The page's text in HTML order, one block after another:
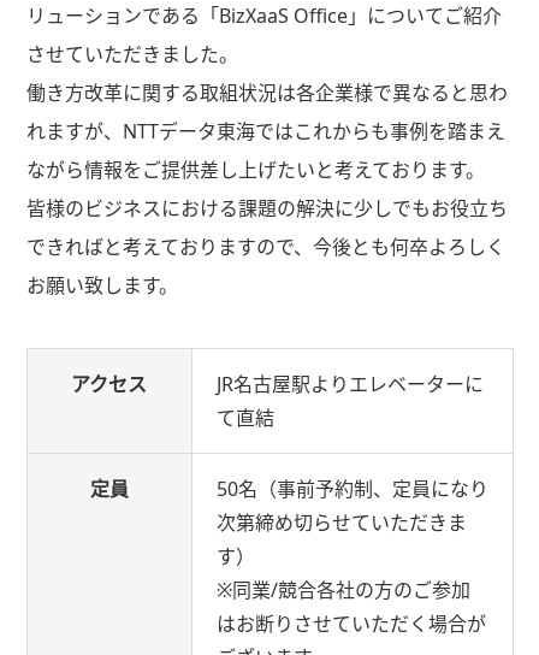
リューションである「BizXaaS Office」についてご紹介
させていただきました。
働き方改革に関する取組状況は各企業様で異なると思わ
れますが、NTTデータ東海ではこれからも事例を踏まえ
ながら情報をご提供差し上げたいと考えております。
皆様のビジネスにおける課題の解決に少しでもお役立ち
できればと考えておりますので、今後とも何卒よろしく
お願い致します。
アクセス
JR名古屋駅よりエレベーターに
て直結
定員
50名（事前予約制、定員になり
次第締め切らせていただきま
す）
※同業/競合各社の方のご参加
はお断りさせていただく場合が